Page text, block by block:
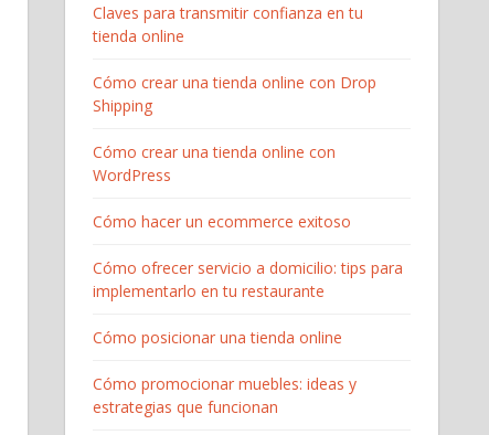
Claves para transmitir confianza en tu
tienda online
Cómo crear una tienda online con Drop
Shipping
Cómo crear una tienda online con
WordPress
Cómo hacer un ecommerce exitoso
Cómo ofrecer servicio a domicilio: tips para
implementarlo en tu restaurante
Cómo posicionar una tienda online
Cómo promocionar muebles: ideas y
estrategias que funcionan